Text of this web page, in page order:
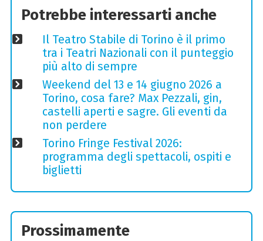
Potrebbe interessarti anche
Il Teatro Stabile di Torino è il primo
tra i Teatri Nazionali con il punteggio
più alto di sempre
Weekend del 13 e 14 giugno 2026 a
Torino, cosa fare? Max Pezzali, gin,
castelli aperti e sagre. Gli eventi da
non perdere
Torino Fringe Festival 2026:
programma degli spettacoli, ospiti e
biglietti
Prossimamente